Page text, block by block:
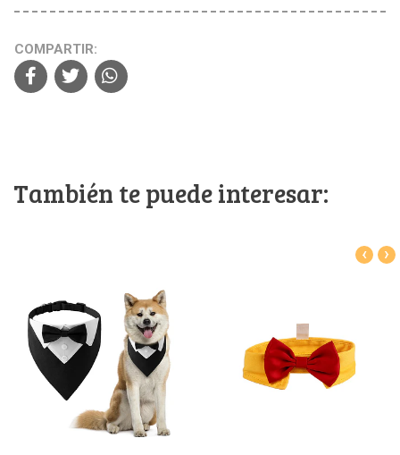
COMPARTIR:
También te puede interesar:
‹ ›